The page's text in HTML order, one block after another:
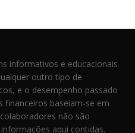
informativos e educacionais
outro tipo de
e o desempenho passado
financeiros baseiam-se em
não são
aqui contidas.